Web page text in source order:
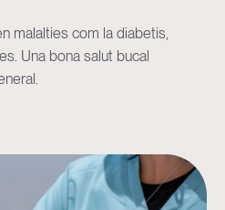
malalties com la diabetis,
Una bona salut bucal